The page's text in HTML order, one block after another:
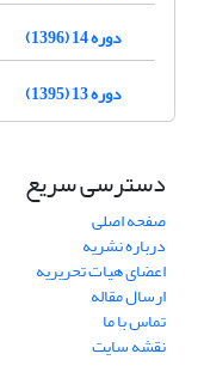
دوره 14 (1396)
دوره 13 (1395)
دسترسی سریع
صفحه اصلی
درباره نشریه
اعضای هیات تحریریه
ارسال مقاله
تماس با ما
نقشه سایت